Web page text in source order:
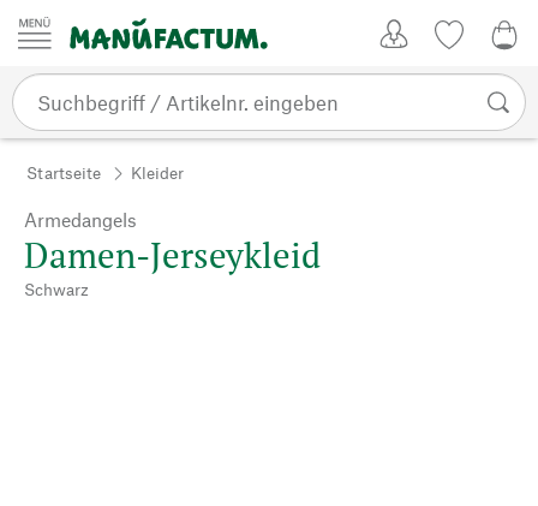
Zum Inhalt springen
Startseite Kleider
Armedangels
Damen-Jerseykleid
Schwarz